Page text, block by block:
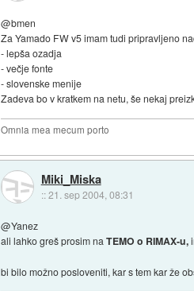
@bmen
Za Yamado FW v5 imam tudi pripravljeno
- lepša ozadja
- večje fonte
- slovenske menije
Zadeva bo v kratkem na netu, še nekaj
Omnia mea mecum porto
Miki_Miska
::21. sep 2004, 08:31
@Yanez
ali lahko greš prosim naTEMO o RIMAX-u,
bi bilo možno posloveniti, kar s tem kar že